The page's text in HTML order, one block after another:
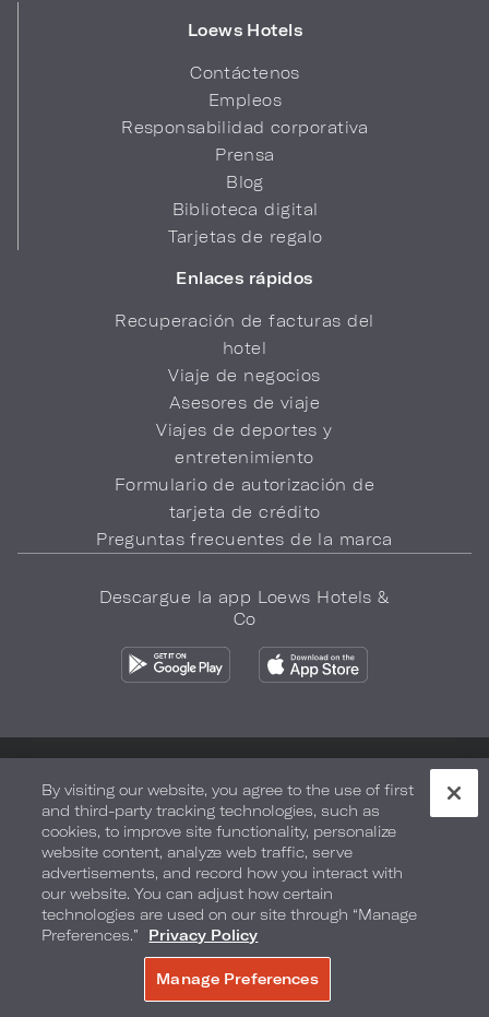
Loews Hotels
Contáctenos
Empleos
Responsabilidad corporativa
Prensa
Blog
Biblioteca digital
Tarjetas de regalo
Enlaces rápidos
Recuperación de facturas del
hotel
Viaje de negocios
Asesores de viaje
Viajes de deportes y
entretenimiento
Formulario de autorización de
tarjeta de crédito
Preguntas frecuentes de la marca
Descargue la app Loews Hotels &
Co
Seguridad y bienestar Términos de Uso Accesibilidad
Mapa del sitio Sus opciones de privacidad
DERECHOS DE AUTOR 2026.LOEWS HOTELS & CO
By visiting our website, you agree to the use of first
and third-party tracking technologies, such as
cookies, to improve site functionality, personalize
website content, analyze web traffic, serve
advertisements, and record how you interact with
our website. You can adjust how certain
technologies are used on our site through “Manage
Preferences.”
Privacy Policy
Manage Preferences